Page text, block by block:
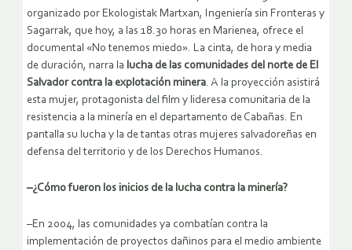
organizado por Ekologistak Martxan, Ingeniería sin Fronteras y
Sagarrak, que hoy, a las 18.30 horas en Marienea, ofrece el
documental «No tenemos miedo». La cinta, de hora y media
de duración, narra la lucha de las comunidades del norte de El
Salvador contra la explotación minera. A la proyección asistirá
esta mujer, protagonista del film y lideresa comunitaria de la
resistencia a la minería en el departamento de Cabañas. En
pantalla su lucha y la de tantas otras mujeres salvadoreñas en
defensa del territorio y de los Derechos Humanos.
–¿Cómo fueron los inicios de la lucha contra la minería?
–En 2004, las comunidades ya combatían contra la
implementación de proyectos dañinos para el medio ambiente